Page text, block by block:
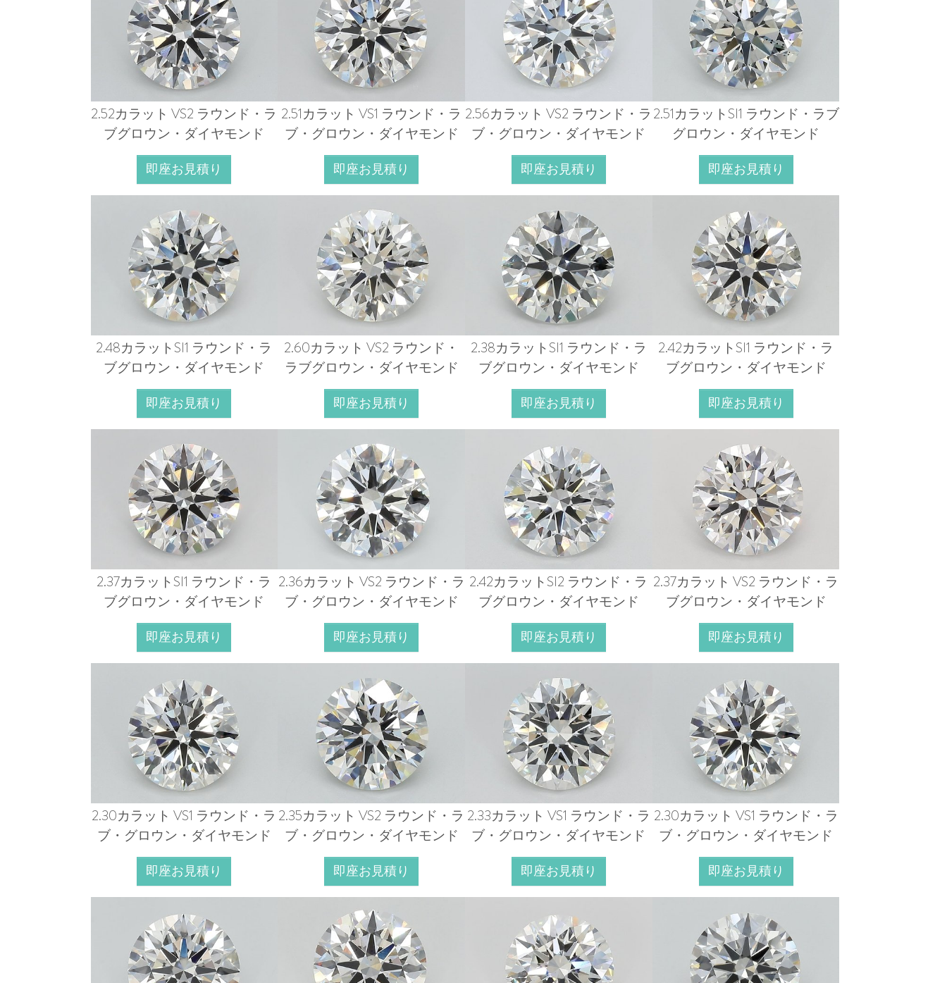
2.52カラット VS2 ラウンド・ラ
ブグロウン・ダイヤモンド
即座お見積り
2.51カラット VS1 ラウンド・ラ
ブ・グロウン・ダイヤモンド
即座お見積り
2.56カラット VS2 ラウンド・ラ
ブ・グロウン・ダイヤモンド
即座お見積り
2.51カラットSI1 ラウンド・ラブ
グロウン・ダイヤモンド
即座お見積り
2.48カラットSI1 ラウンド・ラ
ブグロウン・ダイヤモンド
即座お見積り
2.60カラット VS2 ラウンド・
ラブグロウン・ダイヤモンド
即座お見積り
2.38カラットSI1 ラウンド・ラ
ブグロウン・ダイヤモンド
即座お見積り
2.42カラットSI1 ラウンド・ラ
ブグロウン・ダイヤモンド
即座お見積り
2.37カラットSI1 ラウンド・ラ
ブグロウン・ダイヤモンド
即座お見積り
2.36カラット VS2 ラウンド・ラ
ブ・グロウン・ダイヤモンド
即座お見積り
2.42カラットSI2 ラウンド・ラ
ブグロウン・ダイヤモンド
即座お見積り
2.37カラット VS2 ラウンド・ラ
ブグロウン・ダイヤモンド
即座お見積り
2.30カラット VS1 ラウンド・ラ
ブ・グロウン・ダイヤモンド
即座お見積り
2.35カラット VS2 ラウンド・ラ
ブ・グロウン・ダイヤモンド
即座お見積り
2.33カラット VS1 ラウンド・ラ
ブ・グロウン・ダイヤモンド
即座お見積り
2.30カラット VS1 ラウンド・ラ
ブ・グロウン・ダイヤモンド
即座お見積り